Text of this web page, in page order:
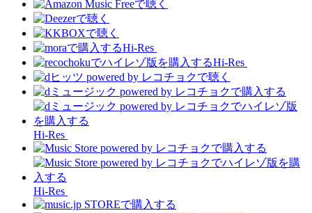
Hi-Res
Hi-Res
Hi-Res
Hi-Res